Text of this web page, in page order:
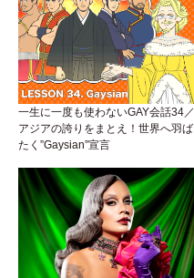
一生に一度も使わないGAY会話34／
アジアの誇りをまとえ！世界へ羽ば
たく”Gaysian”宣言